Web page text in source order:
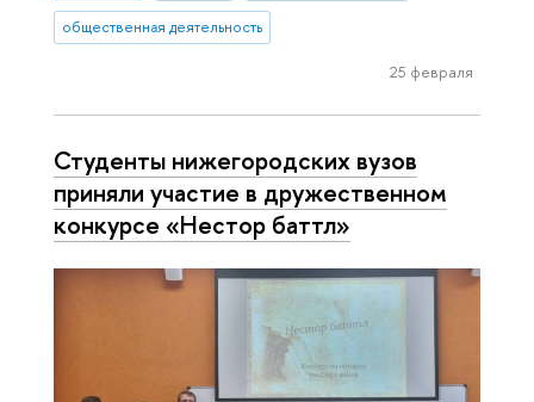
общественная деятельность
25 февраля
Студенты нижегородских вузов
приняли участие в дружественном
конкурсе «Нестор баттл»